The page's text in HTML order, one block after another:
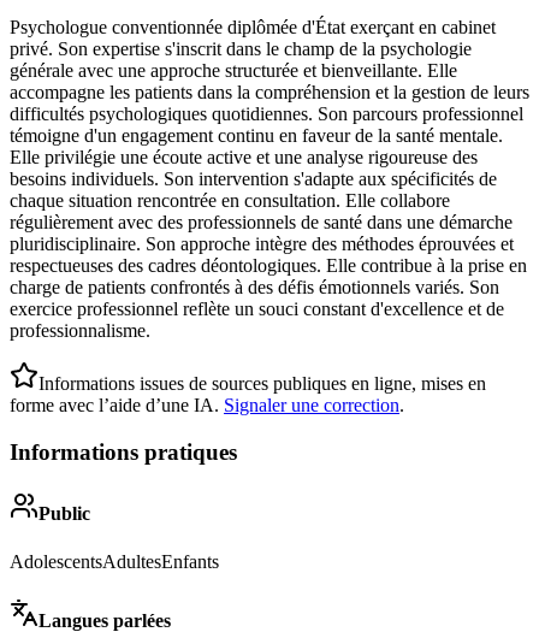
Psychologue conventionnée diplômée d'État exerçant en cabinet
privé. Son expertise s'inscrit dans le champ de la psychologie
générale avec une approche structurée et bienveillante. Elle
accompagne les patients dans la compréhension et la gestion de leurs
difficultés psychologiques quotidiennes. Son parcours professionnel
témoigne d'un engagement continu en faveur de la santé mentale.
Elle privilégie une écoute active et une analyse rigoureuse des
besoins individuels. Son intervention s'adapte aux spécificités de
chaque situation rencontrée en consultation. Elle collabore
régulièrement avec des professionnels de santé dans une démarche
pluridisciplinaire. Son approche intègre des méthodes éprouvées et
respectueuses des cadres déontologiques. Elle contribue à la prise en
charge de patients confrontés à des défis émotionnels variés. Son
exercice professionnel reflète un souci constant d'excellence et de
professionnalisme.
Informations issues de sources publiques en ligne, mises en
forme avec l’aide d’une IA. Signaler une correction.
Informations pratiques
Public
AdolescentsAdultesEnfants
Langues parlées